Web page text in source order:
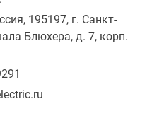
195197, г. Санкт-
Блюхера, д. 7, корп.